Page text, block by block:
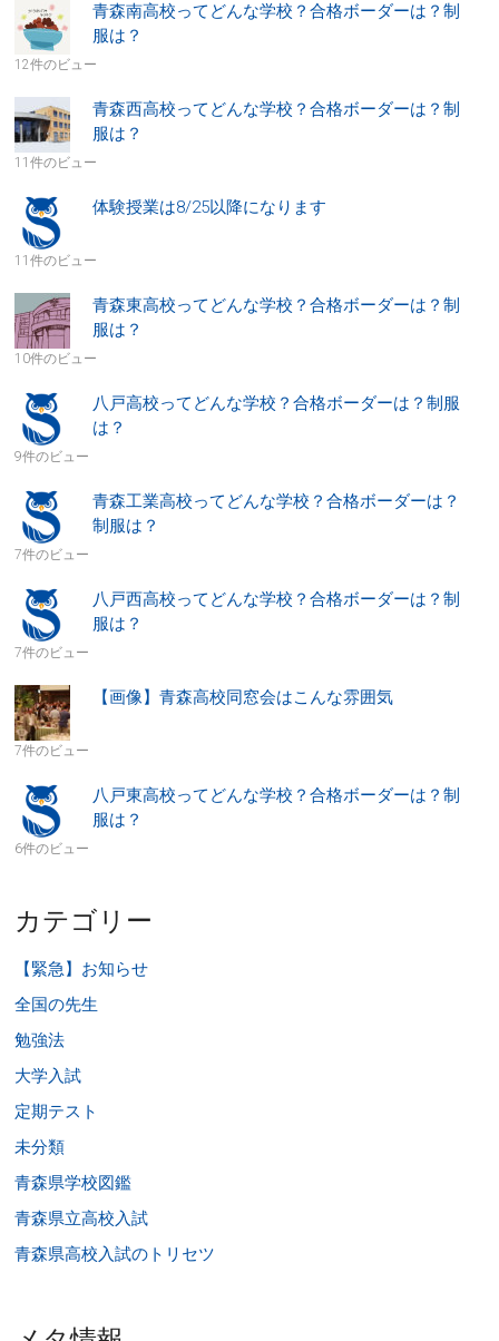
青森南高校ってどんな学校？合格ボーダーは？制
服は？
12件のビュー
青森西高校ってどんな学校？合格ボーダーは？制
服は？
11件のビュー
体験授業は8/25以降になります
11件のビュー
青森東高校ってどんな学校？合格ボーダーは？制
服は？
10件のビュー
八戸高校ってどんな学校？合格ボーダーは？制服
は？
9件のビュー
青森工業高校ってどんな学校？合格ボーダーは？
制服は？
7件のビュー
八戸西高校ってどんな学校？合格ボーダーは？制
服は？
7件のビュー
【画像】青森高校同窓会はこんな雰囲気
7件のビュー
八戸東高校ってどんな学校？合格ボーダーは？制
服は？
6件のビュー
カテゴリー
【緊急】お知らせ
全国の先生
勉強法
大学入試
定期テスト
未分類
青森県学校図鑑
青森県立高校入試
青森県高校入試のトリセツ